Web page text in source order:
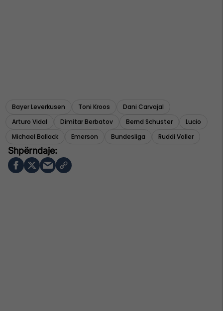
Bayer Leverkusen Toni Kroos
Dani Carvajal
Arturo Vidal
Dimitar Berbatov Bernd Schuster
Lucio
Michael Ballack
Emerson Bundesliga Ruddi Voller